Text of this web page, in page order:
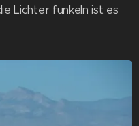
Lichter funkeln ist es